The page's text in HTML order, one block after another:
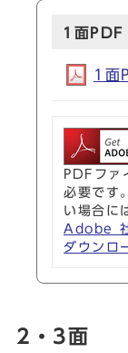
1面PDF
1面
PDFフ
必要です
い場合に
Adobe
ダウンロ
2・3面